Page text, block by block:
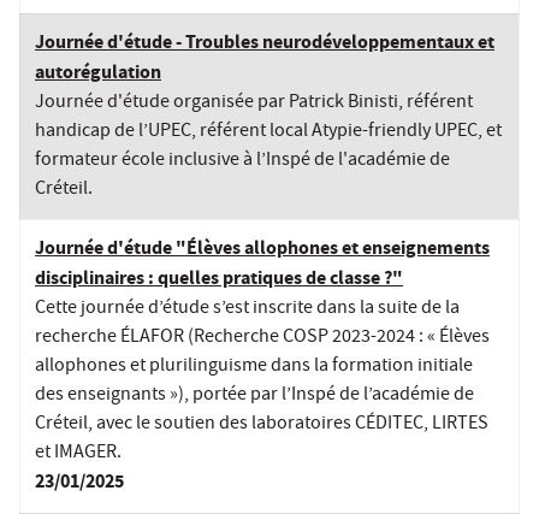
Journée d'étude - Troubles neurodéveloppementaux et
autorégulation
Journée d'étude organisée par Patrick Binisti, référent
handicap de l’UPEC, référent local Atypie-friendly UPEC, et
formateur école inclusive à l’Inspé de l'académie de
Créteil.
Journée d'étude "Élèves allophones et enseignements
disciplinaires : quelles pratiques de classe ?"
Cette journée d’étude s’est inscrite dans la suite de la
recherche ÉLAFOR (Recherche COSP 2023-2024 : « Élèves
allophones et plurilinguisme dans la formation initiale
des enseignants »), portée par l’Inspé de l’académie de
Créteil, avec le soutien des laboratoires CÉDITEC, LIRTES
et IMAGER.
23/01/2025